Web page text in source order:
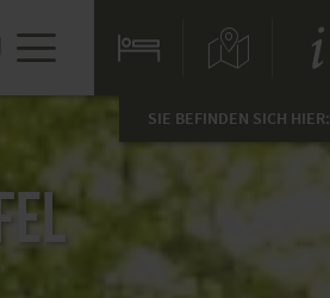
SIE BEFINDEN SICH HIER: